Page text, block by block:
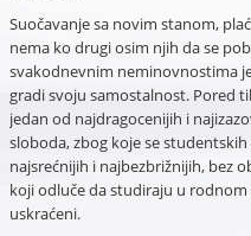
Suočavanje sa novim stanom,
nema ko drugi osim njih da se
svakodnevnim neminovnostima
gradi svoju samostalnost. Pored
jedan od najdragocenijih i
sloboda, zbog koje se
najsrećnijih i najbezbrižnijih, bez
koji odluče da studiraju u
uskraćeni.